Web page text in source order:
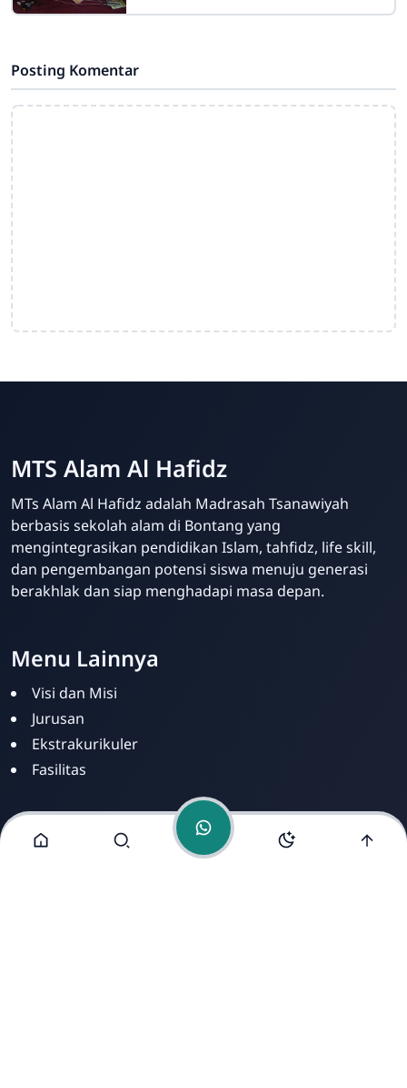
Posting Komentar
MTS Alam Al Hafidz
MTs Alam Al Hafidz adalah Madrasah Tsanawiyah
berbasis sekolah alam di Bontang yang
mengintegrasikan pendidikan Islam, tahfidz, life skill,
dan pengembangan potensi siswa menuju generasi
berakhlak dan siap menghadapi masa depan.
Menu Lainnya
Visi dan Misi
Jurusan
Ekstrakurikuler
Fasilitas
Alamat Kami